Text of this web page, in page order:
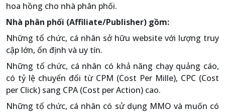
hoa hồng cho nhà phân phối.
Nhà phân phối (Affiliate/Publisher) gồm:
Những tổ chức, cá nhân sở hữu website với lượng truy
cập lớn, ổn định và uy tín.
Những tổ chức, cá nhân có khả năng chạy quảng cáo,
có tỷ lệ chuyển đổi từ CPM (Cost Per Mille), CPC (Cost
per Click) sang CPA (Cost per Action) cao.
Những tổ chức, cá nhân có sử dụng MMO và muốn có